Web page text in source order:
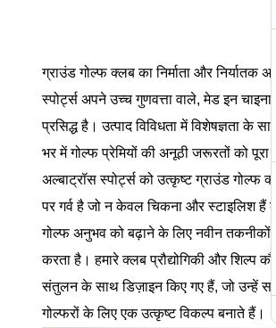
ग्राउंड गोल्फ क्लब का निर्माता और निर्यातक
स्पोर्ट्स अपने उच्च गुणवत्ता वाले, मेड इन चाइना
प्रसिद्ध है। उत्पाद विविधता में विशेषज्ञता के
भर में गोल्फ प्रेमियों की अनूठी जरूरतों को
अल्बाट्रॉस स्पोर्ट्स को उत्कृष्ट ग्राउंड गोल्फ
पर गर्व है जो न केवल चिकना और स्टाइलिश
गोल्फ अनुभव को बढ़ाने के लिए नवीन तकनीकों
करता है। हमारे क्लब प्रौद्योगिकी और शिल्प
संतुलन के साथ डिज़ाइन किए गए हैं, जो उन्हें
गोल्फरों के लिए एक उत्कृष्ट विकल्प बनाते हैं।